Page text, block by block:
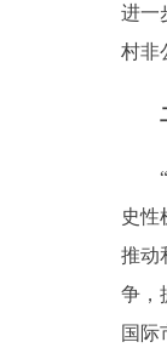
进一
村非
“十
史性
推动
争，
国际